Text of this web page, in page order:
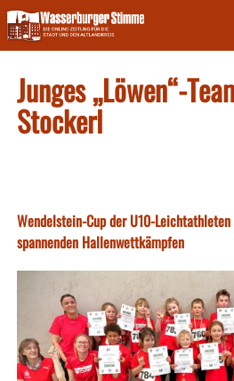
Skip
to
content
Junges „Löwen“-
Stockerl
Wendelstein-Cup der U10-
spannenden Hallenwettkämpfen